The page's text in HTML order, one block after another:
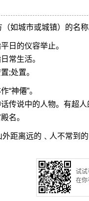
（如城市或城镇）的名称
日的仪容举止。
常生活。
;处置。
“神僊”。
传说中的人物。有超
名。
外距离远的﹑人不常到的
试试
在你